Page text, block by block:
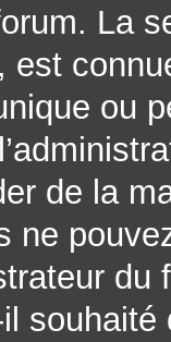
La
est
ou
de la
ne